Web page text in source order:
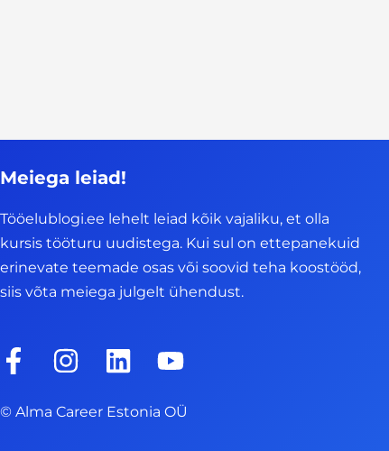
Meiega leiad!
Tööelublogi.ee lehelt leiad kõik vajaliku, et olla
kursis tööturu uudistega. Kui sul on ettepanekuid
erinevate teemade osas või soovid teha koostööd,
siis võta meiega julgelt ühendust.
F
c
I
s
L
n
Y
u
© Alma Career Estonia OÜ